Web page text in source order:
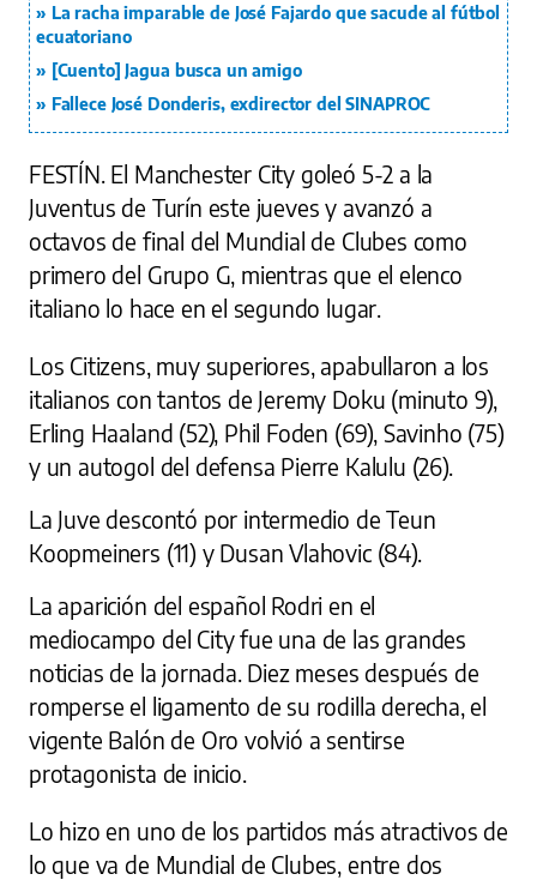
La racha imparable de José Fajardo que sacude al fútbol
ecuatoriano
[Cuento] Jagua busca un amigo
Fallece José Donderis, exdirector del SINAPROC
FESTÍN. El Manchester City goleó 5-2 a la
Juventus de Turín este jueves y avanzó a
octavos de final del Mundial de Clubes como
primero del Grupo G, mientras que el elenco
italiano lo hace en el segundo lugar.
Los Citizens, muy superiores, apabullaron a los
italianos con tantos de Jeremy Doku (minuto 9),
Erling Haaland (52), Phil Foden (69), Savinho (75)
y un autogol del defensa Pierre Kalulu (26).
La Juve descontó por intermedio de Teun
Koopmeiners (11) y Dusan Vlahovic (84).
La aparición del español Rodri en el
mediocampo del City fue una de las grandes
noticias de la jornada. Diez meses después de
romperse el ligamento de su rodilla derecha, el
vigente Balón de Oro volvió a sentirse
protagonista de inicio.
Lo hizo en uno de los partidos más atractivos de
lo que va de Mundial de Clubes, entre dos